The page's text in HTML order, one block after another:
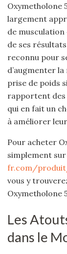
Oxymetholone
largement
de
de ses
reconnu pour
d’augmenter
prise de poids
rapportent des
qui en fait un
à améliorer
Pour acheter
simplement
fr.com/
vous y
Oxymetholone
Les
dans le